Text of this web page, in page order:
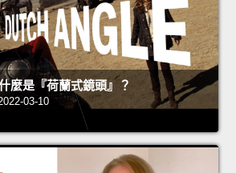
麼是『荷蘭式鏡頭』？
03-10